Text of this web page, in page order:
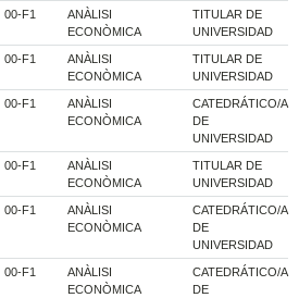
00-F1
ANÀLISI
ECONÒMICA
TITULAR DE
UNIVERSIDAD
00-F1
ANÀLISI
ECONÒMICA
TITULAR DE
UNIVERSIDAD
00-F1
ANÀLISI
ECONÒMICA
CATEDRÁTICO/A
DE
UNIVERSIDAD
00-F1
ANÀLISI
ECONÒMICA
TITULAR DE
UNIVERSIDAD
00-F1
ANÀLISI
ECONÒMICA
CATEDRÁTICO/A
DE
UNIVERSIDAD
00-F1
ANÀLISI
ECONÒMICA
CATEDRÁTICO/A
DE